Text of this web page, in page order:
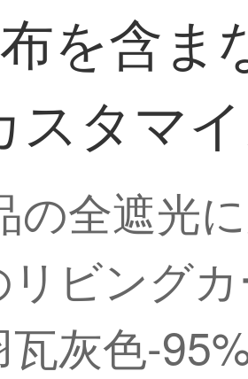
を含ま
タマイ
全遮光
ビング
灰色-